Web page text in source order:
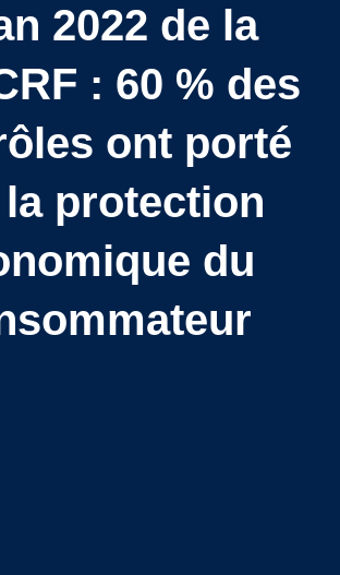
2022 de la
: 60 % des
ont porté
protection
du